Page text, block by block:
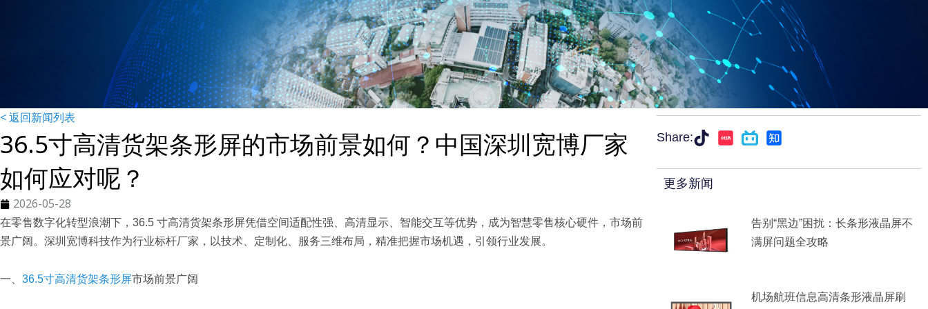
< 返回新闻列表
36.5寸高清货架条形屏的市场前景如何？中国深圳宽博厂家
如何应对呢？
2026-05-28
在零售数字化转型浪潮下，36.5 寸高清货架条形屏凭借空间适配性强、高清显示、智能交互等优势，成为智慧零售核心硬件，市场前
景广阔。深圳宽博科技作为行业标杆厂家，以技术、定制化、服务三维布局，精准把握市场机遇，引领行业发展。
一、 36.5寸高清货架条形屏市场前景广阔
Share:
更多新闻
告别“黑边”困扰：长条形液晶屏不
满屏问题全攻略
机场航班信息高清条形液晶屏刷